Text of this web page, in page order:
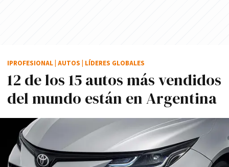
12 de los 15 autos más vendidos
del mundo están en Argentina
IPROFESIONAL AUTOS LÍDERES GLOBALES